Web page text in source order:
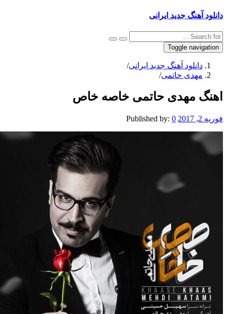
آهنگ جدید ایرانی
Toggle
دانلود آهنگ جدید ایرانی
مهدی حاتمی /
مهدی حاتمی خاصه خاص
Published by:0